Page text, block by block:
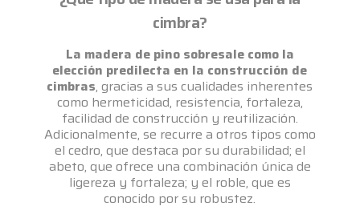
cimbra?
La madera de pino sobresale como la
elección predilecta en la construcción de
cimbras, gracias a sus cualidades inherentes
como hermeticidad, resistencia, fortaleza,
facilidad de construcción y reutilización.
Adicionalmente, se recurre a otros tipos como
el cedro, que destaca por su durabilidad; el
abeto, que ofrece una combinación única de
ligereza y fortaleza; y el roble, que es
conocido por su robustez.